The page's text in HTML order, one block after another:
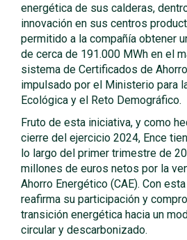
energética de sus calderas,
innovación en sus centros
permitido a la compañía obtener
de cerca de 191.000 MWh en el
sistema de Certificados de
impulsado por el Ministerio para
Ecológica y el Reto Demográfico.
Fruto de esta iniciativa, y como
cierre del ejercicio 2024, Ence
lo largo del primer trimestre de
millones de euros netos por la
Ahorro Energético (CAE). Con
reafirma su participación y
transición energética hacia un
circular y descarbonizado.